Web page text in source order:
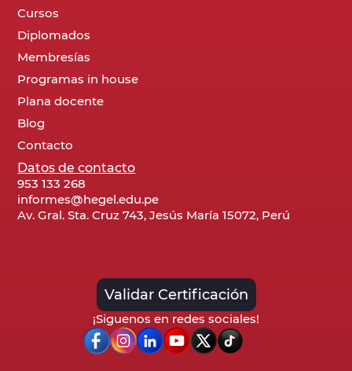
Cursos
Diplomados
Membresías
Programas in house
Plana docente
Blog
Contacto
Datos de contacto
953 133 268
informes@hegel.edu.pe
Av. Gral. Sta. Cruz 743, Jesús María 15072, Perú
Validar Certificación
¡Siguenos en redes sociales!